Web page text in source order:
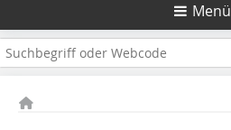
Menü